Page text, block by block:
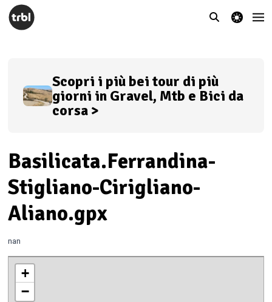
theme switcher
Scopri i più bei tour di più
giorni in Gravel, Mtb e Bici da
corsa >
Basilicata.Ferrandina-
Stigliano-Cirigliano-
Aliano.gpx
nan
+
−